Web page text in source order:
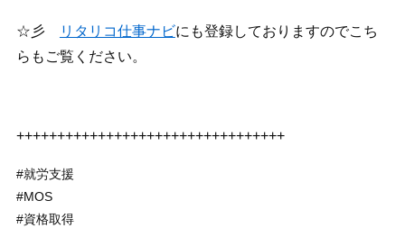
☆彡 リタリコ仕事ナビにも登録しておりますのでこち
らもご覧ください。
+++++++++++++++++++++++++++++++++
#就労支援
#MOS
#資格取得